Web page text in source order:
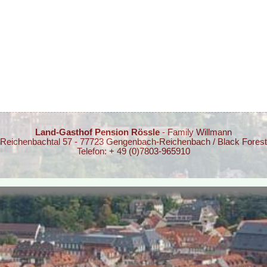
Land-Gasthof Pension Rössle - Family Willmann
Reichenbachtal 57 - 77723 Gengenbach-Reichenbach / Black Forest
Telefon: + 49 (0)7803-965910